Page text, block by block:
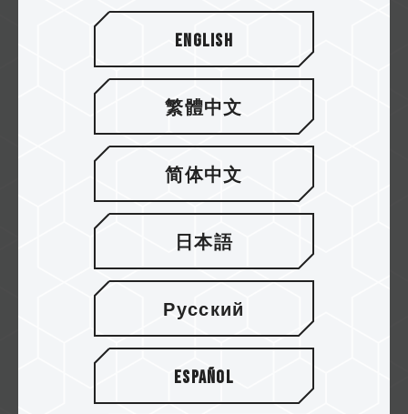
GO 4K Micro SDXC UHS-I 运动摄影存储
GO Card具备快速、高效能以及符合UHS Speed
Class 3 (U3)速度等级等特色，提供拍摄Full...
#GO Micro SDXC UHS-I U3 V30 存储卡
English
繁體中文
简体中文
日本語
Русский
Español